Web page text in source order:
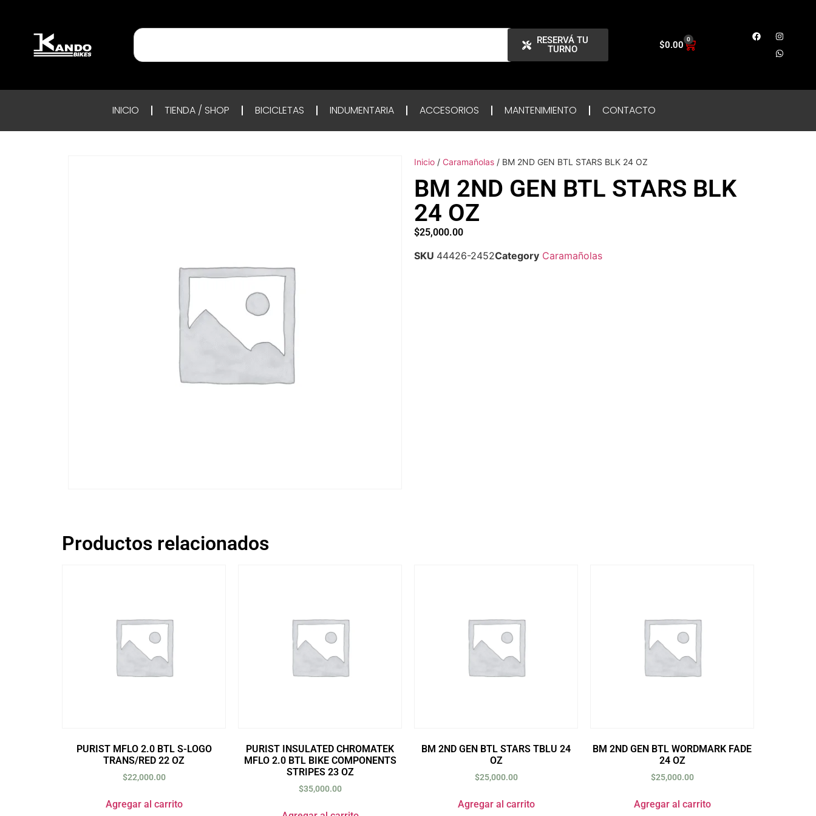
RESERVÁ TU
TURNO
$0.00 0
INICIO TIENDA / SHOP BICICLETAS INDUMENTARIA ACCESORIOS MANTENIMIENTO CONTACTO
Inicio / Caramañolas / BM 2ND GEN BTL STARS BLK 24 OZ
BM 2ND GEN BTL STARS BLK
24 OZ
$25,000.00
SKU 44426-2452Category Caramañolas
Productos relacionados
PURIST MFLO 2.0 BTL S-LOGO
TRANS/RED 22 OZ
$22,000.00
Agregar al carrito
PURIST INSULATED CHROMATEK
MFLO 2.0 BTL BIKE COMPONENTS
STRIPES 23 OZ
$35,000.00
BM 2ND GEN BTL STARS TBLU 24
OZ
$25,000.00
Agregar al carrito
BM 2ND GEN BTL WORDMARK FADE
24 OZ
$25,000.00
Agregar al carrito